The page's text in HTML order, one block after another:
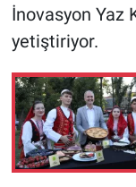
İnovasyon Yaz
yetiştiriyor.